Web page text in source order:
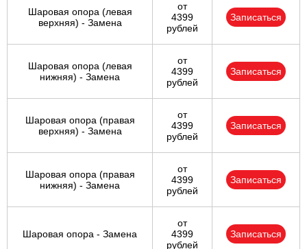
Шаровая опора (левая
верхняя) - Замена
от
4399
рублей
Записаться
Шаровая опора (левая
нижняя) - Замена
от
4399
рублей
Записаться
Шаровая опора (правая
верхняя) - Замена
от
4399
рублей
Записаться
Шаровая опора (правая
нижняя) - Замена
от
4399
рублей
Записаться
Шаровая опора - Замена
от
4399
рублей
Записаться